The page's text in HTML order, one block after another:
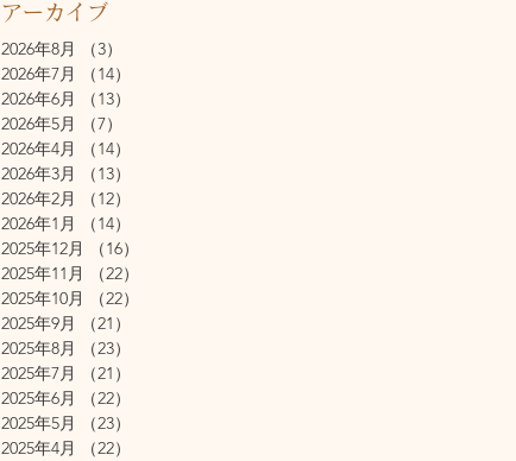
アーカイブ
2026年8月
（3）
2026年7月
（14）
2026年6月
（13）
2026年5月
（7）
2026年4月
（14）
2026年3月
（13）
2026年2月
（12）
2026年1月
（14）
2025年12月
（16）
2025年11月
（22）
2025年10月
（22）
2025年9月
（21）
2025年8月
（23）
2025年7月
（21）
2025年6月
（22）
2025年5月
（23）
2025年4月
（22）